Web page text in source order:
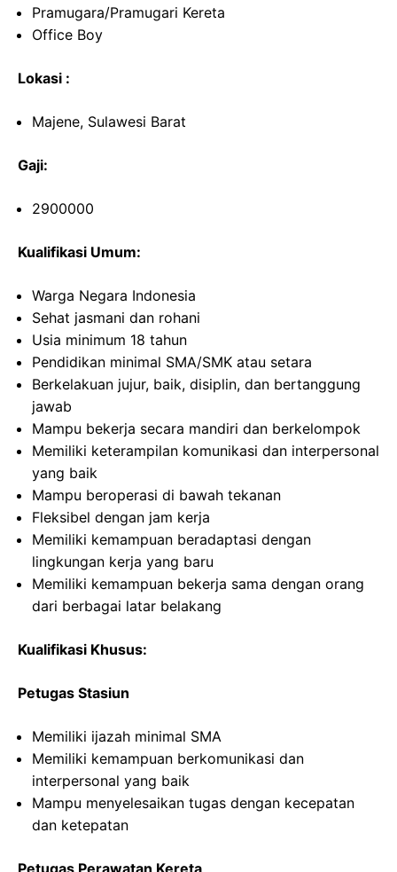
Pramugara/Pramugari Kereta
Office Boy
Lokasi :
Majene, Sulawesi Barat
Gaji:
2900000
Kualifikasi Umum:
Warga Negara Indonesia
Sehat jasmani dan rohani
Usia minimum 18 tahun
Pendidikan minimal SMA/SMK atau setara
Berkelakuan jujur, baik, disiplin, dan bertanggung
jawab
Mampu bekerja secara mandiri dan berkelompok
Memiliki keterampilan komunikasi dan interpersonal
yang baik
Mampu beroperasi di bawah tekanan
Fleksibel dengan jam kerja
Memiliki kemampuan beradaptasi dengan
lingkungan kerja yang baru
Memiliki kemampuan bekerja sama dengan orang
dari berbagai latar belakang
Kualifikasi Khusus:
Petugas Stasiun
Memiliki ijazah minimal SMA
Memiliki kemampuan berkomunikasi dan
interpersonal yang baik
Mampu menyelesaikan tugas dengan kecepatan
dan ketepatan
Petugas Perawatan Kereta